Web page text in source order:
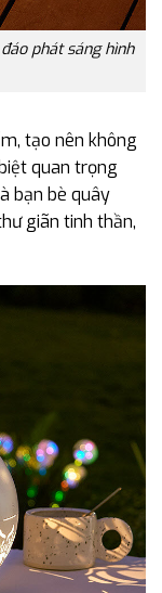
phát sáng hình
tạo nên không
quan trọng
bạn bè quây
giãn tinh thần,